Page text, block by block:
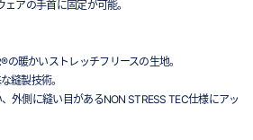
アの手首に固定が可能。
の暖かいストレッチフリースの生地。
縫製技術。
外側に縫い目があるNON STRESS TEC仕様にアッ